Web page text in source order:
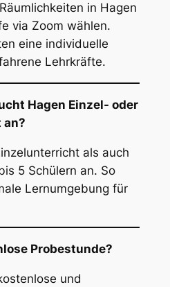
in Hagen
via Zoom wählen.
eine individuelle
Lehrkräfte.
Hagen Einzel- oder
als auch
5 Schülern an. So
Lernumgebung für
Probestunde?
und